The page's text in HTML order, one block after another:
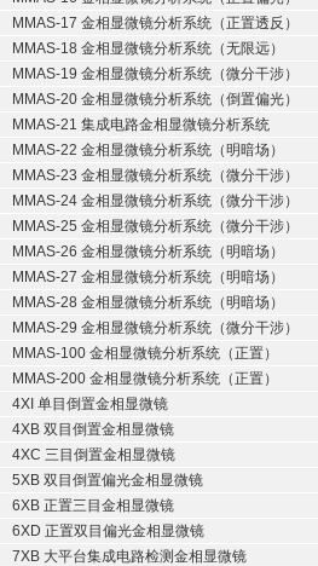
MMAS-17 金相显微镜分析系统（正置透反）
MMAS-18 金相显微镜分析系统（无限远）
MMAS-19 金相显微镜分析系统（微分干涉）
MMAS-20 金相显微镜分析系统（倒置偏光）
MMAS-21 集成电路金相显微镜分析系统
MMAS-22 金相显微镜分析系统（明暗场）
MMAS-23 金相显微镜分析系统（微分干涉）
MMAS-24 金相显微镜分析系统（微分干涉）
MMAS-25 金相显微镜分析系统（微分干涉）
MMAS-26 金相显微镜分析系统（明暗场）
MMAS-27 金相显微镜分析系统（明暗场）
MMAS-28 金相显微镜分析系统（明暗场）
MMAS-29 金相显微镜分析系统（微分干涉）
MMAS-100 金相显微镜分析系统（正置）
MMAS-200 金相显微镜分析系统（正置）
4XI 单目倒置金相显微镜
4XB 双目倒置金相显微镜
4XC 三目倒置金相显微镜
5XB 双目倒置偏光金相显微镜
6XB 正置三目金相显微镜
6XD 正置双目偏光金相显微镜
7XB 大平台集成电路检测金相显微镜